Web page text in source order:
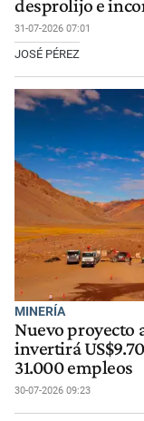
desprolijo e
31-07-2026 07:01
JOSÉ PÉREZ
MINERÍA
Nuevo proyecto
invertirá
31.000 empleos
30-07-2026 09:23